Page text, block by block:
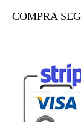
COMPRA